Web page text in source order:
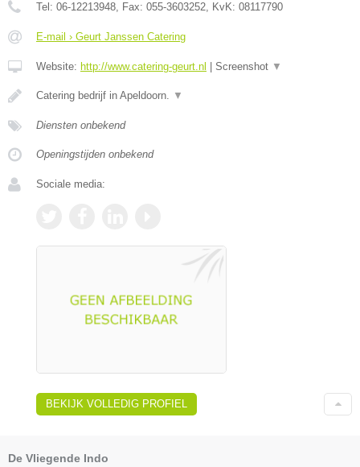
Tel: 06-12213948, Fax: 055-3603252, KvK: 08117790
E-mail › Geurt Janssen Catering
Website: http://www.catering-geurt.nl Screenshot ▼
Catering bedrijf in Apeldoorn. ▼
Diensten onbekend
Openingstijden onbekend
Sociale media:
BEKIJK VOLLEDIG PROFIEL
De Vliegende Indo